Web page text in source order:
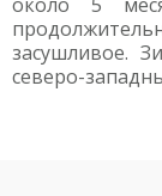
засушливое.
северо-